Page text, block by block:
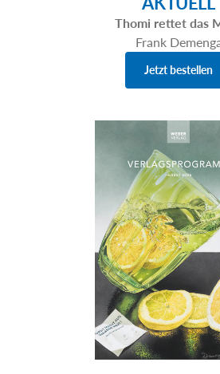
Thomi rettet das
Frank
Jetzt bestellen